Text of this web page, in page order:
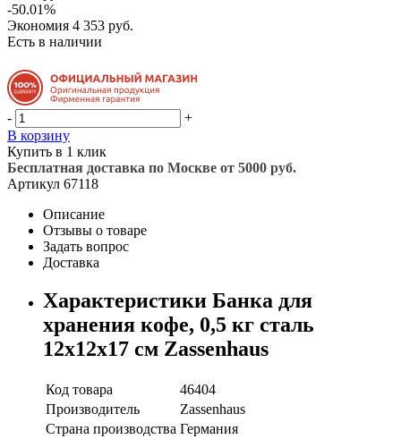
-50.01%
Экономия 4 353 руб.
Есть в наличии
-
+
В корзину
Купить в 1 клик
Бесплатная доставка по Москве от 5000 руб.
Артикул 67118
Описание
Отзывы о товаре
Задать вопрос
Доставка
Характеристики Банка для
хранения кофе, 0,5 кг сталь
12х12х17 см Zassenhaus
Код товара
46404
Производитель
Zassenhaus
Страна производства Германия